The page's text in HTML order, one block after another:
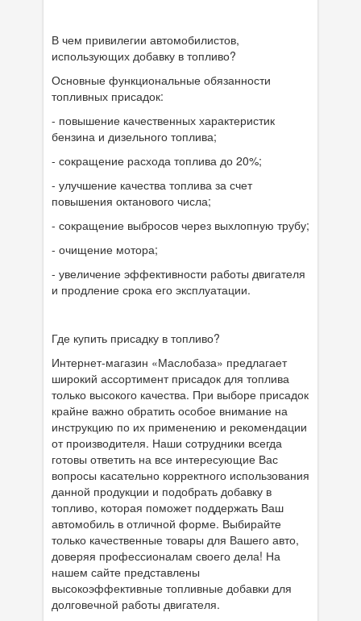
В чем привилегии автомобилистов,
использующих добавку в топливо?
Основные функциональные обязанности
топливных присадок:
- повышение качественных характеристик
бензина и дизельного топлива;
- сокращение расхода топлива до 20%;
- улучшение качества топлива за счет
повышения октанового числа;
- сокращение выбросов через выхлопную трубу;
- очищение мотора;
- увеличение эффективности работы двигателя
и продление срока его эксплуатации.
Где купить присадку в топливо?
Интернет-магазин «Маслобаза» предлагает
широкий ассортимент присадок для топлива
только высокого качества. При выборе присадок
крайне важно обратить особое внимание на
инструкцию по их применению и рекомендации
от производителя. Наши сотрудники всегда
готовы ответить на все интересующие Вас
вопросы касательно корректного использования
данной продукции и подобрать добавку в
топливо, которая поможет поддержать Ваш
автомобиль в отличной форме. Выбирайте
только качественные товары для Вашего авто,
доверяя профессионалам своего дела! На
нашем сайте представлены
высокоэффективные топливные добавки для
долговечной работы двигателя.